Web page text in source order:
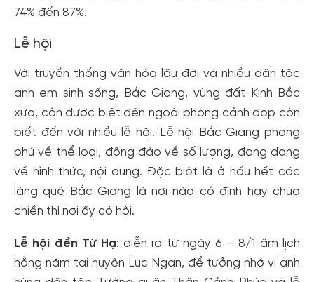
74% đến 87%.
Lễ hội
Với truyền thống văn hóa lâu đời và nhiều dân tộc
anh em sinh sống, Bắc Giang, vùng đất Kinh Bắc
xưa, còn được biết đến ngoài phong cảnh đẹp còn
biết đến với nhiều lễ hội. Lễ hội Bắc Giang phong
phú về thể loại, đông đảo về số lượng, đang dạng
về hình thức, nội dung. Đặc biệt là ở hầu hết các
làng quê Bắc Giang là nơi nào có đình hay chùa
chiền thì nơi ấy có hội.
Lễ hội đền Từ Hạ: diễn ra từ ngày 6 – 8/1 âm lịch
hằng năm tại huyện Lục Ngạn, để tưởng nhớ vị anh